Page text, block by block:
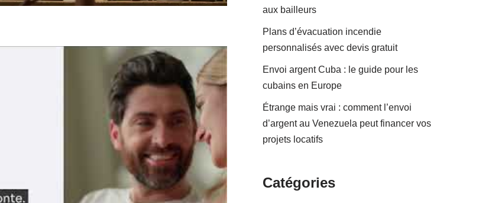
aux bailleurs
Plans d’évacuation incendie
personnalisés avec devis gratuit
Envoi argent Cuba : le guide pour les
cubains en Europe
Étrange mais vrai : comment l’envoi
d’argent au Venezuela peut financer vos
projets locatifs
Catégories